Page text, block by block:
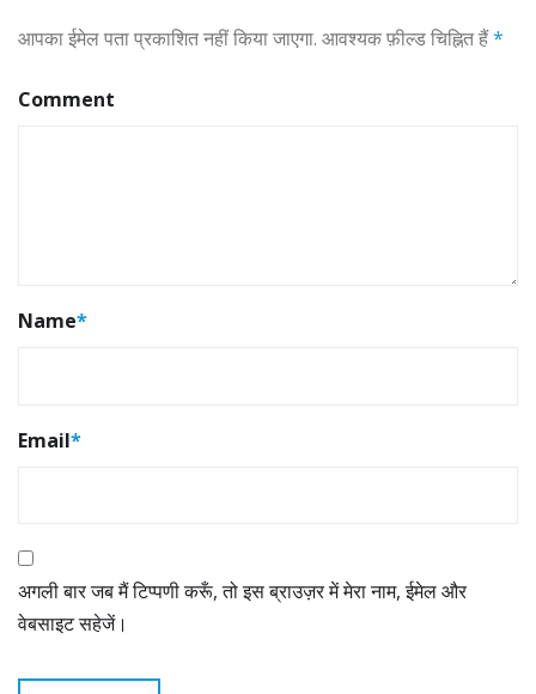
आपका ईमेल पता प्रकाशित नहीं किया जाएगा. आवश्यक फ़ील्ड चिह्नित हैं*
Comment
Name*
Email*
अगली बार जब मैं टिप्पणी करूँ, तो इस ब्राउज़र में मेरा नाम, ईमेल और
वेबसाइट सहेजें।